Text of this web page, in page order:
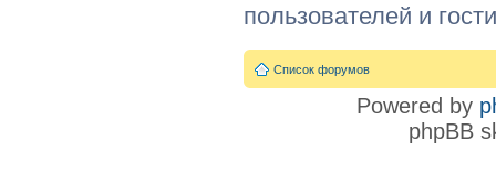
пользователей и
Список форумов
Powered by
phpBB